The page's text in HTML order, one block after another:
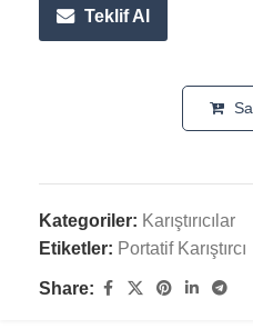
Teklif Al
Kategoriler: Karıştırıcılar
Etiketler: Portatif Karıştırcı
Share: